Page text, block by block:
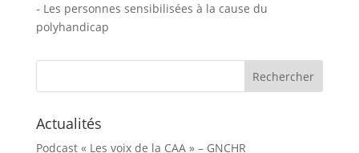
- Les personnes sensibilisées à la cause du
polyhandicap
Rechercher :
Actualités
Podcast « Les voix de la CAA » – GNCHR